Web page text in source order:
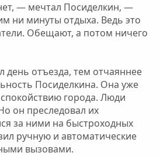
— мечтал Посиделкин, —
ни минуты отдыха. Ведь это
Обещают, а потом ничего
день отъезда, тем отчаяннее
Посиделкина. Она уже
города. Люди
он преследовал их
за ними на быстроходных
ручную и автоматические
вызовами.